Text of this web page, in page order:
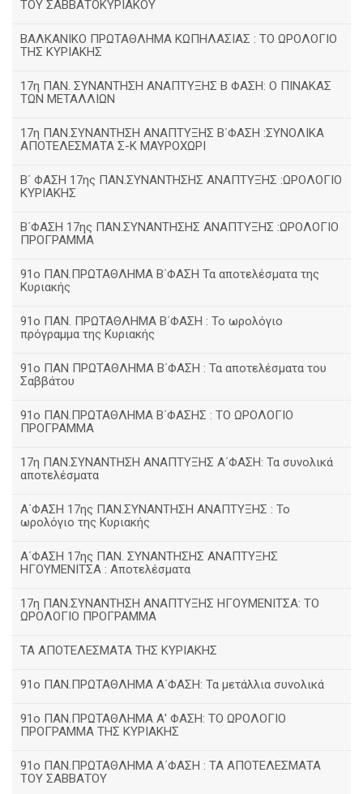
ΤΟΥ ΣΑΒΒΑΤΟΚΥΡΙΑΚΟΥ
ΒΑΛΚΑΝΙΚΟ ΠΡΩΤΑΘΛΗΜΑ ΚΩΠΗΛΑΣΙΑΣ : ΤΟ ΩΡΟΛΟΓΙΟ
ΤΗΣ ΚΥΡΙΑΚΗΣ
17η ΠΑΝ. ΣΥΝΑΝΤΗΣΗ ΑΝΑΠΤΥΞΗΣ Β ΦΑΣΗ: Ο ΠΙΝΑΚΑΣ
ΤΩΝ ΜΕΤΑΛΛΙΩΝ
17η ΠΑΝ.ΣΥΝΑΝΤΗΣΗ ΑΝΑΠΤΥΞΗΣ Β΄ΦΑΣΗ :ΣΥΝΟΛΙΚΑ
ΑΠΟΤΕΛΕΣΜΑΤΑ Σ-Κ ΜΑΥΡΟΧΩΡΙ
B΄ ΦΑΣΗ 17ης ΠΑΝ.ΣΥΝΑΝΤΗΣΗΣ ΑΝΑΠΤΥΞΗΣ :ΩΡΟΛΟΓΙΟ
ΚΥΡΙΑΚΗΣ
Β΄ΦΑΣΗ 17ης ΠΑΝ.ΣΥΝΑΝΤΗΣΗΣ ΑΝΑΠΤΥΞΗΣ :ΩΡΟΛΟΓΙΟ
ΠΡΟΓΡΑΜΜΑ
91ο ΠΑΝ.ΠΡΩΤΑΘΛΗΜΑ Β΄ΦΑΣΗ Τα αποτελέσματα της
Κυριακής
91ο ΠΑΝ. ΠΡΩΤΑΘΛΗΜΑ Β΄ΦΑΣΗ : Το ωρολόγιο
πρόγραμμα της Κυριακής
91ο ΠΑΝ ΠΡΩΤΑΘΛΗΜΑ Β΄ΦΑΣΗ : Τα αποτελέσματα του
Σαββάτου
91ο ΠΑΝ.ΠΡΩΤΑΘΛΗΜΑ Β΄ΦΑΣΗΣ : ΤΟ ΩΡΟΛΟΓΙΟ
ΠΡΟΓΡΑΜΜΑ
17η ΠΑΝ.ΣΥΝΑΝΤΗΣΗ ΑΝΑΠΤΥΞΗΣ Α΄ΦΑΣΗ: Τα συνολικά
αποτελέσματα
Α΄ΦΑΣΗ 17ης ΠΑΝ.ΣΥΝΑΝΤΗΣΗ ΑΝΑΠΤΥΞΗΣ : Το
ωρολόγιο της Κυριακής
Α΄ΦΑΣΗ 17ης ΠΑΝ. ΣΥΝΑΝΤΗΣΗΣ ΑΝΑΠΤΥΞΗΣ
ΗΓΟΥΜΕΝΙΤΣΑ : Αποτελέσματα
17η ΠΑΝ.ΣΥΝΑΝΤΗΣΗ ΑΝΑΠΤΥΞΗΣ ΗΓΟΥΜΕΝΙΤΣΑ: ΤΟ
ΩΡΟΛΟΓΙΟ ΠΡΟΓΡΑΜΜΑ
ΤΑ ΑΠΟΤΕΛΕΣΜΑΤΑ ΤΗΣ ΚΥΡΙΑΚΗΣ
91ο ΠΑΝ.ΠΡΩΤΑΘΛΗΜΑ Α΄ΦΑΣΗ: Τα μετάλλια συνολικά
91ο ΠΑΝ.ΠΡΩΤΑΘΛΗΜΑ Α' ΦΑΣΗ: ΤΟ ΩΡΟΛΟΓΙΟ
ΠΡΟΓΡΑΜΜΑ ΤΗΣ ΚΥΡΙΑΚΗΣ
91ο ΠΑΝ.ΠΡΩΤΑΘΛΗΜΑ Α΄ΦΑΣΗ : ΤΑ ΑΠΟΤΕΛΕΣΜΑΤΑ
ΤΟΥ ΣΑΒΒΑΤΟΥ